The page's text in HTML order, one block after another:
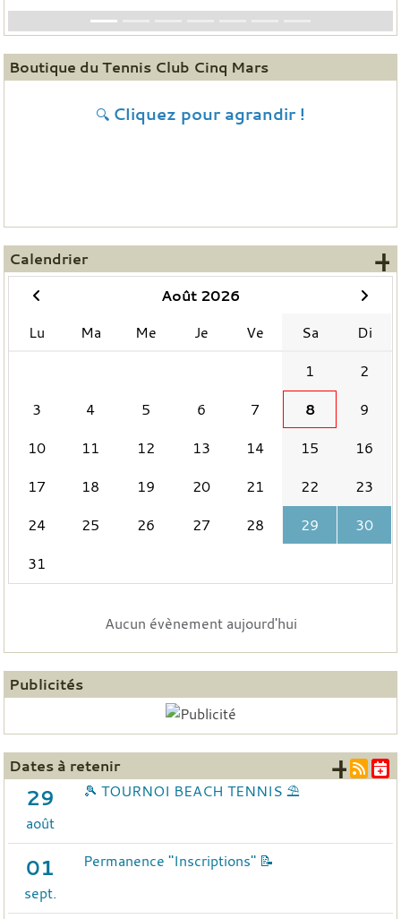
Boutique du Tennis Club Cinq Mars
🔍 Cliquez pour agrandir !
Calendrier
Août 2026
Lu
Ma Me Je Ve Sa
Di
1
2
3
4 5 6 7 8
9
10
11 12 13 14 15
16
17
18 19 20 21 22
23
24
25 26 27 28 29
30
31
Aucun évènement aujourd'hui
Publicités
Dates à retenir
29
août
🎾 TOURNOI BEACH TENNIS ⛱️
01
sept.
Permanence "Inscriptions" 📝
+